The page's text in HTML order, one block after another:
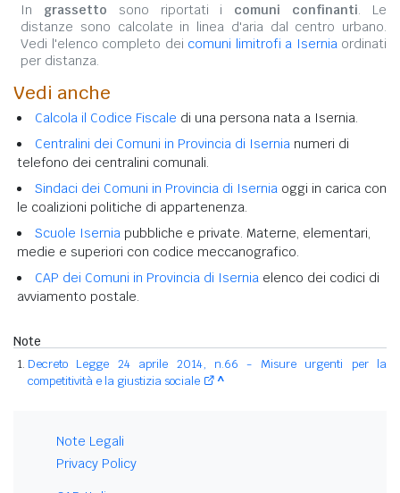
In grassetto sono riportati i comuni confinanti. Le
distanze sono calcolate in linea d'aria dal centro urbano.
Vedi l'elenco completo dei comuni limitrofi a Iserniaordinati
per distanza.
Vedi anche
Calcola il Codice Fiscale di una persona nata a Isernia.
Centralini dei Comuni in Provincia di Isernia numeri di
telefono dei centralini comunali.
Sindaci dei Comuni in Provincia di Isernia oggi in carica con
le coalizioni politiche di appartenenza.
Scuole Isernia pubbliche e private. Materne, elementari,
medie e superiori con codice meccanografico.
CAP dei Comuni in Provincia di Isernia elenco dei codici di
avviamento postale.
Note
Decreto Legge 24 aprile 2014, n.66 - Misure urgenti per la
competitività e la giustizia sociale
^
Note Legali
Privacy Policy